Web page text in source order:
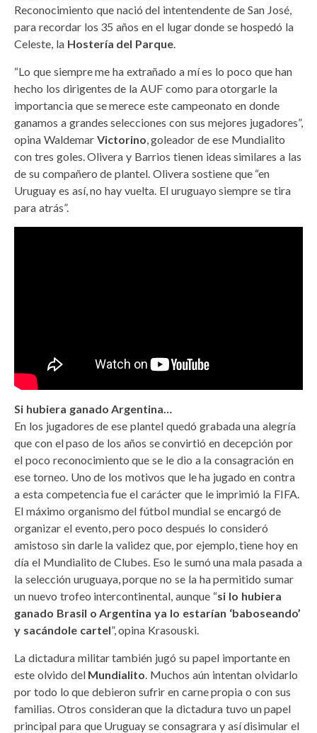
Reconocimiento que nació del intentendente de San José,
para recordar los 35 años en el lugar donde se hospedó la
Celeste, la Hostería del Parque.
“Lo que siempre me ha extrañado a mí es lo poco que han
hecho los dirigentes de la AUF como para otorgarle la
importancia que se merece este campeonato en donde
ganamos a grandes selecciones con sus mejores jugadores”,
opina Waldemar Victorino, goleador de ese Mundialito
con tres goles. Olivera y Barrios tienen ideas similares a las
de su compañero de plantel. Olivera sostiene que “en
Uruguay es así, no hay vuelta. El uruguayo siempre se tira
para atrás”.
Si hubiera ganado Argentina…
En los jugadores de ese plantel quedó grabada una alegría
que con el paso de los años se convirtió en decepción por
el poco reconocimiento que se le dio a la consagración en
ese torneo. Uno de los motivos que le ha jugado en contra
a esta competencia fue el carácter que le imprimió la FIFA.
El máximo organismo del fútbol mundial se encargó de
organizar el evento, pero poco después lo consideró
amistoso sin darle la validez que, por ejemplo, tiene hoy en
día el Mundialito de Clubes. Eso le sumó una mala pasada a
la selección uruguaya, porque no se la ha permitido sumar
un nuevo trofeo intercontinental, aunque “si lo hubiera
ganado Brasil o Argentina ya lo estarían ‘baboseando’
y sacándole cartel”, opina Krasouski.
La dictadura militar también jugó su papel importante en
este olvido del Mundialito . Muchos aún intentan olvidarlo
por todo lo que debieron sufrir en carne propia o con sus
familias. Otros consideran que la dictadura tuvo un papel
principal para que Uruguay se consagrara y así disimular el